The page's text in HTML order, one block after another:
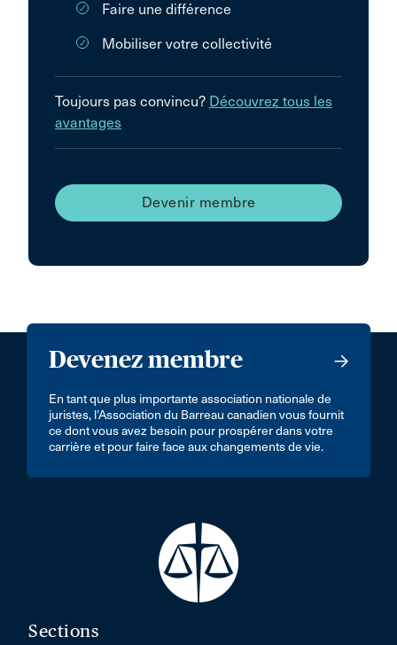
Faire une différence
Mobiliser votre collectivité
Toujours pas convincu? Découvrez tous les
avantages
Devenir membre
Devenez membre
En tant que plus importante association nationale de
juristes, l’Association du Barreau canadien vous fournit
ce dont vous avez besoin pour prospérer dans votre
carrière et pour faire face aux changements de vie.
Sections